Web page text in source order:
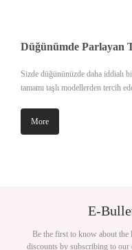
Düğünümde Parlayan
Sizde düğününüzde daha iddialı
tamamı taşlı modellerden tercih
More
E-
Be the first to know about the
discounts by subscribing to